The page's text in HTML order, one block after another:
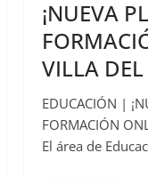
¡NUEVA
VILLA
EDUCACIÓN |
FORMACIÓN
El área de